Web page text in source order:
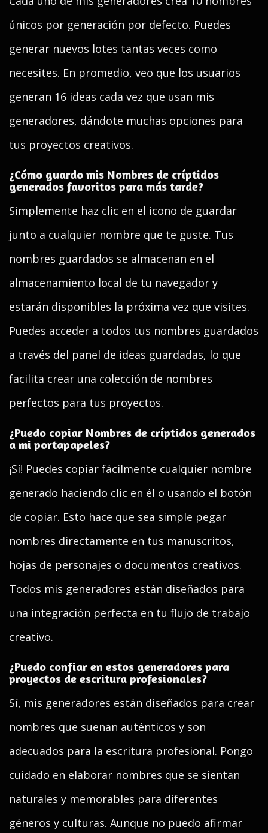
únicos por generación por defecto. Puedes
generar nuevos lotes tantas veces como
necesites. En promedio, veo que los usuarios
generan 16 ideas cada vez que usan mis
generadores, dándote muchas opciones para
tus proyectos creativos.
¿Cómo guardo mis Nombres de críptidos
generados favoritos para más tarde?
Simplemente haz clic en el icono de guardar
junto a cualquier nombre que te guste. Tus
nombres guardados se almacenan en el
almacenamiento local de tu navegador y
estarán disponibles la próxima vez que visites.
Puedes acceder a todos tus nombres guardados
a través del panel de ideas guardadas, lo que
facilita crear una colección de nombres
perfectos para tus proyectos.
¿Puedo copiar Nombres de críptidos generados
a mi portapapeles?
¡Sí! Puedes copiar fácilmente cualquier nombre
generado haciendo clic en él o usando el botón
de copiar. Esto hace que sea simple pegar
nombres directamente en tus manuscritos,
hojas de personajes o documentos creativos.
Todos mis generadores están diseñados para
una integración perfecta en tu flujo de trabajo
creativo.
¿Puedo confiar en estos generadores para
proyectos de escritura profesionales?
Sí, mis generadores están diseñados para crear
nombres que suenan auténticos y son
adecuados para la escritura profesional. Pongo
cuidado en elaborar nombres que se sientan
naturales y memorables para diferentes
géneros y culturas. Aunque no puedo afirmar